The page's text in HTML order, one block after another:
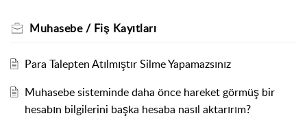
Muhasebe / Fiş Kayıtları
Para Talepten Atılmıştır Silme Yapamazsınız
Muhasebe sisteminde daha önce hareket görmüş bir
hesabın bilgilerini başka hesaba nasıl aktarırım?